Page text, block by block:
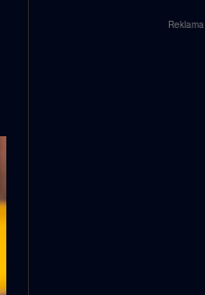
Reklama